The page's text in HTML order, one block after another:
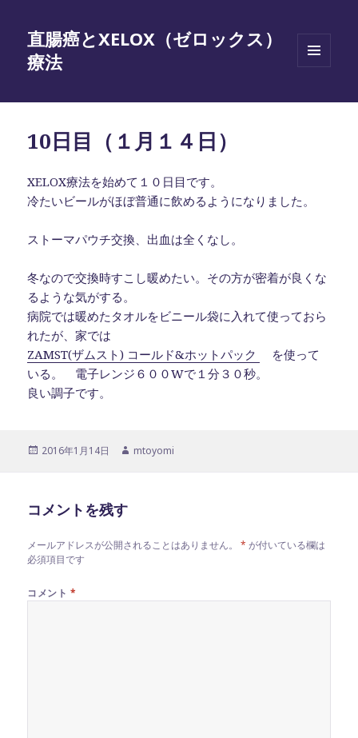
直腸癌とXELOX（ゼロックス）
療法
ィジェ
10日目（１月１４日）
XELOX療法を始めて１０日目です。
冷たいビールがほぼ普通に飲めるようになりました。
ストーマパウチ交換、出血は全くなし。
冬なので交換時すこし暖めたい。その方が密着が良くな
るような気がする。
病院では暖めたタオルをビニール袋に入れて使っておら
れたが、家では
ZAMST(ザムスト) コールド&ホットパック
を使って
いる。 電子レンジ６００Wで１分３０秒。
良い調子です。
投
2016年1月14日
作
mtoyomi
コメントを残す
メールアドレスが公開されることはありません。 * が付いている欄は
必須項目です
コメント *